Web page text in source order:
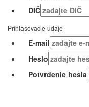
DIČ
Prihlasovacie údaje
E-mail
Heslo
Potvrdenie hesla